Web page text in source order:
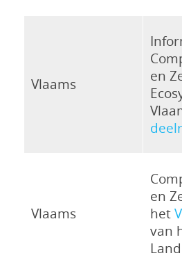
Vlaams
en
Vlaams
en
het
van